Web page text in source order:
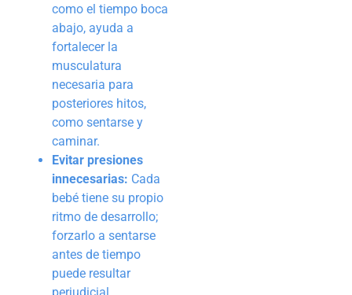
como el tiempo boca
abajo, ayuda a
fortalecer la
musculatura
necesaria para
posteriores hitos,
como sentarse y
caminar.
Evitar presiones
innecesarias: Cada
bebé tiene su propio
ritmo de desarrollo;
forzarlo a sentarse
antes de tiempo
puede resultar